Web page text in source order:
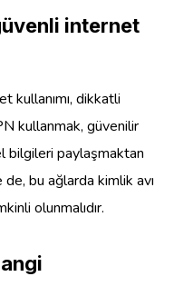
internet
kullanımı, dikkatli
kullanmak, güvenilir
bilgileri paylaşmaktan
de, bu ağlarda kimlik avı
olunmalıdır.